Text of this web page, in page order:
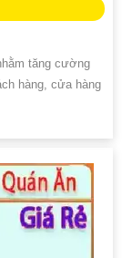
tăng cường
hàng, cửa hàng